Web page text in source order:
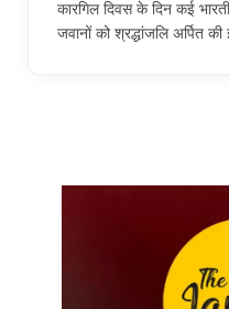
कारगिल दिवस के दिन कई
जवानों को श्रद्धांजलि अर्पित